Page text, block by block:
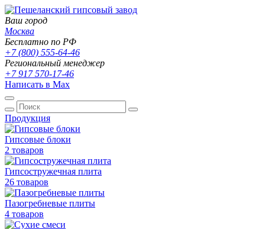
Ваш город
Москва
Бесплатно по РФ
+7 (800) 555-64-46
Региональный менеджер
+7 917 570-17-46
Написать в Max
Продукция
Гипсовые блоки
2 товаров
Гипсостружечная плита
26 товаров
Пазогребневые плиты
4 товаров